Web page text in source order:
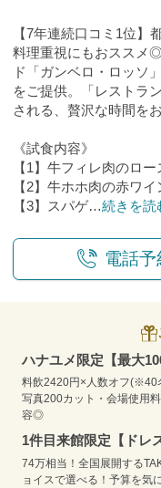
【7年連続口コミ1位】
料理重視にもおススメ
ド「ガンベロ・ロッソ
をご提供。「レストラ
される、贅沢な時間を
《試食内容》
【1】牛フィレ肉のロー
【2】牛ホホ肉の赤ワ
【3】スパゲ…続きを読
電話予
ハナユメ限定【最大
料飲2420円×人数オフ(※40
写真200カット・会場使用
容◎
1件目来館限定【ドレ
74万相当！全国展開する
ョイスで選べる！予算を気